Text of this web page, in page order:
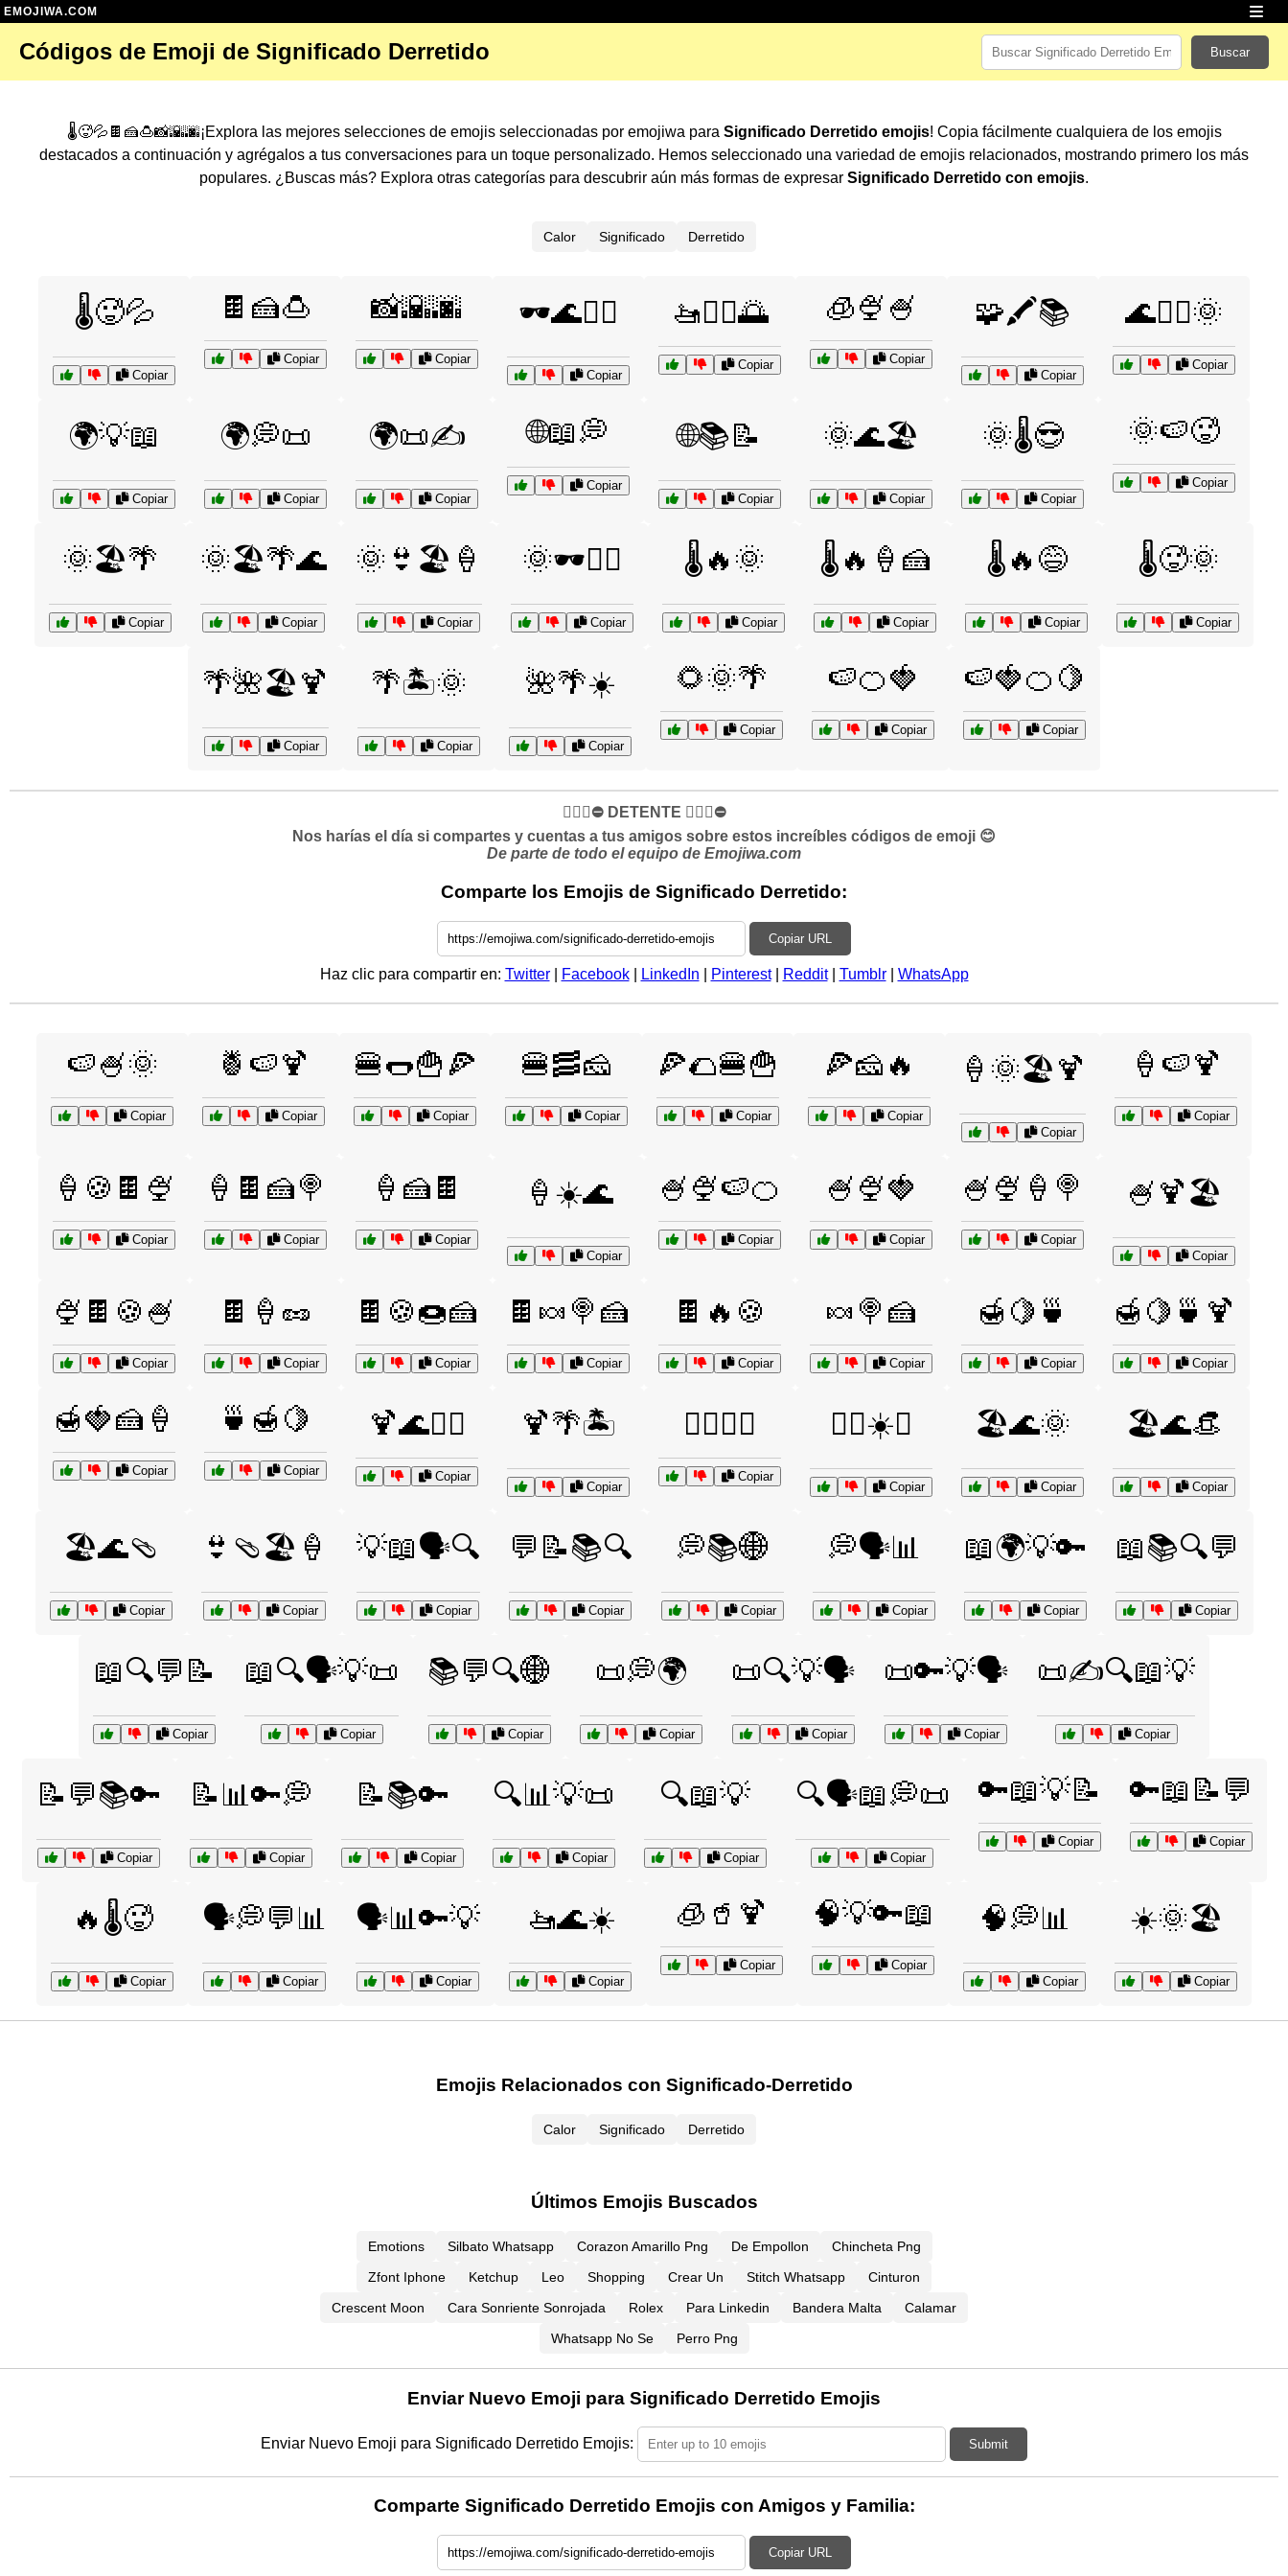
EMOJIWA.COM
Códigos de Emoji de Significado Derretido Buscar
🌡️🥵💦🍫🍰🍮📸🌇🌆¡Explora las mejores selecciones de emojis seleccionadas por emojiwa para Significado Derretido emojis! Copia fácilmente cualquiera de los emojis
destacados a continuación y agrégalos a tus conversaciones para un toque personalizado. Hemos seleccionado una variedad de emojis relacionados, mostrando primero los más
populares. ¿Buscas más? Explora otras categorías para descubrir aún más formas de expresar Significado Derretido con emojis.
Calor Significado Derretido
🌡️🥵💦
Copiar
🍫🍰🍮
Copiar
📸🌇🌆
Copiar
🕶️🌊🏄‍♂️
Copiar
🚤🏊‍♀️🌅
Copiar
🧊🍨🍧
Copiar
🧩🖍️📚
Copiar
🌊🏄‍♂️🌞
Copiar
🌍💡📖
Copiar
🌍💭📜
Copiar
🌍📜✍️
Copiar
🌐📖💭
Copiar
🌐📚📝
Copiar
🌞🌊🏖️
Copiar
🌞🌡️😎
Copiar
🌞🍉🥵
Copiar
🌞🏖️🌴
Copiar
🌞🏖️🌴🌊
Copiar
🌞👙🏖️🍦
Copiar
🌞🕶️🏄‍♀️
Copiar
🌡️🔥🌞
Copiar
🌡️🔥🍦🍰
Copiar
🌡️🔥😅
Copiar
🌡️🥵🌞
Copiar
🌴🌺🏖️🍹
Copiar
🌴🏝️🌞
Copiar
🌺🌴☀️
Copiar
🌻🌞🌴
Copiar
🍉🍊🍓
Copiar
🍉🍓🍊🍋
Copiar
✋🏻🛑⛔️ DETENTE ✋🏻🛑⛔️
Nos harías el día si compartes y cuentas a tus amigos sobre estos increíbles códigos de emoji 😊
De parte de todo el equipo de Emojiwa.com
Comparte los Emojis de Significado Derretido:
Copiar URL
Haz clic para compartir en: Twitter| Facebook| LinkedIn Pinterest| Reddit| Tumblr| WhatsApp
🍉🍧🌞
Copiar
🍍🍉🍹
Copiar
🍔🌭🍟🍕
Copiar
🍔🥓🧀
Copiar
🍕🌮🍔🍟
Copiar
🍕🧀🔥
Copiar
🍦🌞🏖️🍹
Copiar
🍦🍉🍹
Copiar
🍦🍪🍫🍨
Copiar
🍦🍫🍰🍭
Copiar
🍦🍰🍫
Copiar
🍦☀️🌊
Copiar
🍧🍨🍉🍊
Copiar
🍧🍨🍓
Copiar
🍧🍨🍦🍭
Copiar
🍧🍹🏖️
Copiar
🍨🍫🍪🍧
Copiar
🍫🍦🥜
Copiar
🍫🍪🍩🍰
Copiar
🍫🍬🍭🍰
Copiar
🍫🔥🍪
Copiar
🍬🍭🍰
Copiar
🍯🍋🍵
Copiar
🍯🍋🍵🍹
Copiar
🍯🍓🍰🍦
Copiar
🍵🍯🍋
Copiar
🍹🌊🏄‍♀️
Copiar
🍹🌴🏝️
Copiar
🏄‍♂️🌊🌞
Copiar
🏄‍♂️☀️🌊
Copiar
🏖️🌊🌞
Copiar
🏖️🌊👒
Copiar
🏖️🌊🩴
Copiar
👙🩴🏖️🍦
Copiar
💡📖🗣️🔍
Copiar
💬📝📚🔍
Copiar
💭📚🌐
Copiar
💭🗣️📊
Copiar
📖🌍💡🔑
Copiar
📖📚🔍💬
Copiar
📖🔍💬📝
Copiar
📖🔍🗣️💡📜
Copiar
📚💬🔍🌐
Copiar
📜💭🌍
Copiar
📜🔍💡🗣️
Copiar
📜🔑💡🗣️
Copiar
📜✍️🔍📖💡
Copiar
📝💬📚🔑
Copiar
📝📊🔑💭
Copiar
📝📚🔑
Copiar
🔍📊💡📜
Copiar
🔍📖💡
Copiar
🔍🗣️📖💭📜
Copiar
🔑📖💡📝
Copiar
🔑📖📝💬
Copiar
🔥🌡️🥵
Copiar
🗣️💭💬📊
Copiar
🗣️📊🔑💡
Copiar
🚤🌊☀️
Copiar
🧊🥤🍹
Copiar
🧠💡🔑📖
Copiar
🧠💭📊
Copiar
☀️🌞🏖️
Copiar
Emojis Relacionados con Significado-Derretido
Calor Significado Derretido
Últimos Emojis Buscados
Emotions Silbato Whatsapp Corazon Amarillo Png De Empollon
Chincheta Png
Zfont Iphone
Ketchup Leo Shopping Crear Un Stitch Whatsapp
Cinturon
Crescent Moon
Cara Sonriente Sonrojada Rolex Para Linkedin Bandera Malta
Calamar
Whatsapp No Se
Perro Png
Enviar Nuevo Emoji para Significado Derretido Emojis
Enviar Nuevo Emoji para Significado Derretido Emojis: Submit
Comparte Significado Derretido Emojis con Amigos y Familia:
Copiar URL